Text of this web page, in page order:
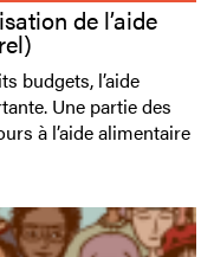
de l’aide
budgets, l’aide
Une partie des
à l’aide alimentaire